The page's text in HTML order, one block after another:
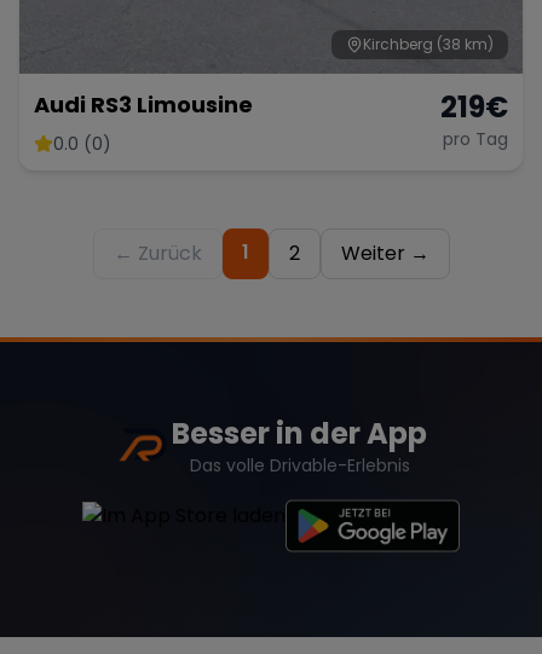
Kirchberg (38 km)
Audi RS3 Limousine
0.0 (0)
219€
pro Tag
← Zurück 1 2 Weiter →
Besser in der App
Das volle Drivable-Erlebnis